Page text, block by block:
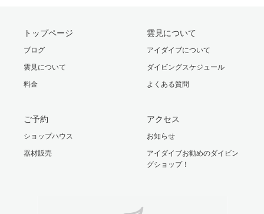
トップページ
ブログ
雲見について
料金
雲見について
アイダイブについて
ダイビングスケジュール
よくある質問
ご予約
ショップハウス
器材販売
アクセス
お知らせ
アイダイブお勧めのダイビン
グショップ！